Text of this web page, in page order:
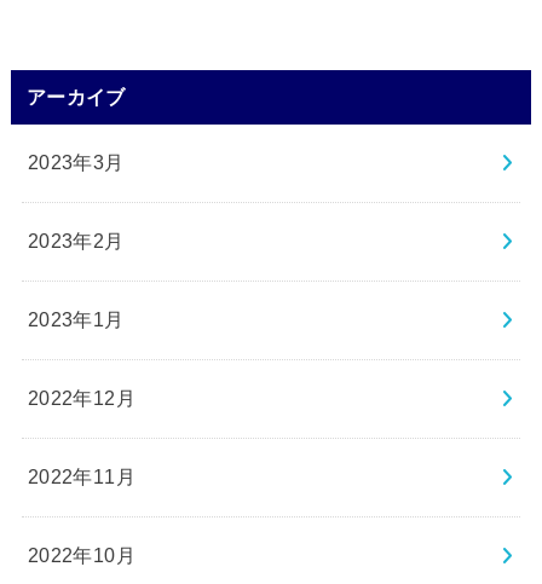
アーカイブ
2023年3月
2023年2月
2023年1月
2022年12月
2022年11月
2022年10月